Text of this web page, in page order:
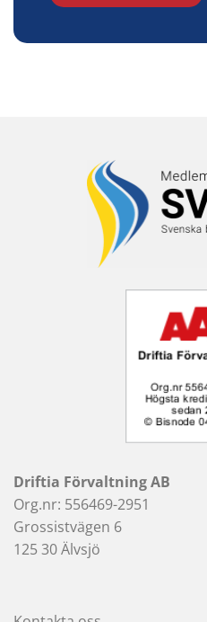
Driftia Förvaltning AB
Org.nr: 556469-2951
Grossistvägen 6
125 30 Älvsjö